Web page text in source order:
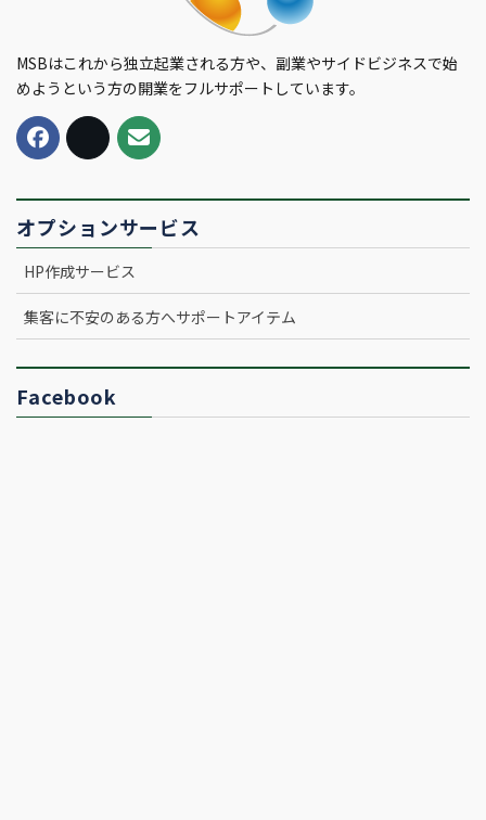
MSBはこれから独立起業される方や、副業やサイドビジネスで始
めようという方の開業をフルサポートしています。
オプションサービス
HP作成サービス
集客に不安のある方へサポートアイテム
Facebook